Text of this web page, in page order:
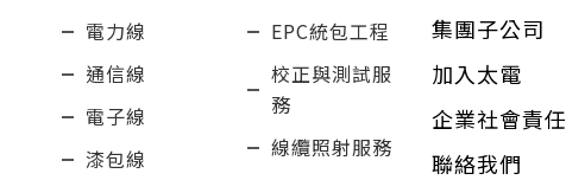
電力線
通信線
電子線
漆包線
EPC統包工程
校正與測試服
務
線纜照射服務
集團子公司
加入太電
企業社會責任
聯絡我們